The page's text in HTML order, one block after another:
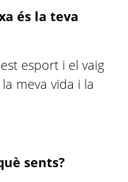
és la teva
esport i el vaig
meva vida i la
sents?